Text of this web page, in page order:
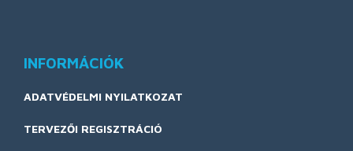
INFORMÁCIÓK
ADATVÉDELMI NYILATKOZAT
TERVEZŐI REGISZTRÁCIÓ